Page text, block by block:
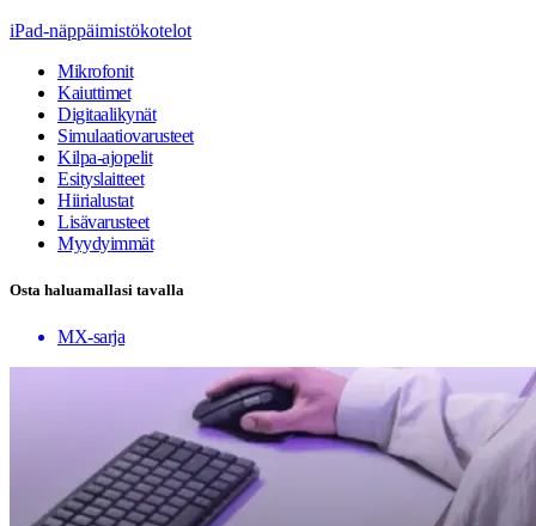
iPad-näppäimistökotelot
Mikrofonit
Kaiuttimet
Digitaalikynät
Simulaatiovarusteet
Kilpa-ajopelit
Esityslaitteet
Hiirialustat
Lisävarusteet
Myydyimmät
Osta haluamallasi tavalla
MX-sarja